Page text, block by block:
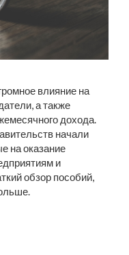
влияние на
а также
дохода.
начали
на оказание
и
обзор пособий,